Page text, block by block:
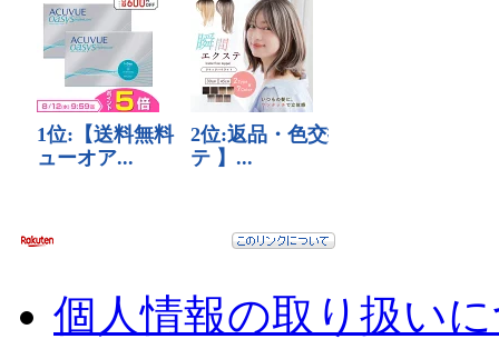
個人情報の取り扱い